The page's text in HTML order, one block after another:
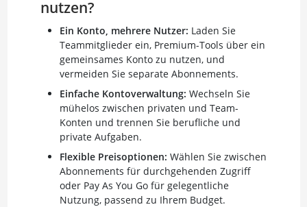
nutzen?
Ein Konto, mehrere Nutzer: Laden Sie
Teammitglieder ein, Premium-Tools über ein
gemeinsames Konto zu nutzen, und
vermeiden Sie separate Abonnements.
Einfache Kontoverwaltung: Wechseln Sie
mühelos zwischen privaten und Team-
Konten und trennen Sie berufliche und
private Aufgaben.
Flexible Preisoptionen: Wählen Sie zwischen
Abonnements für durchgehenden Zugriff
oder Pay As You Go für gelegentliche
Nutzung, passend zu Ihrem Budget.